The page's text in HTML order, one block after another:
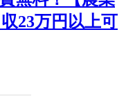
23万円以上可